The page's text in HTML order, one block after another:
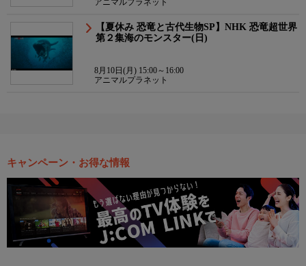
【夏休み 恐竜と古代生物SP】NHK 恐竜超世界
第２集海のモンスター(日)
8月10日(月) 15:00～16:00
アニマルプラネット
キャンペーン・お得な情報